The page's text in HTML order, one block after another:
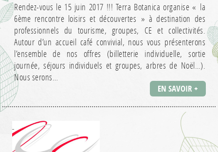
Rendez-vous le 15 juin 2017 !!! Terra Botanica organise « la
6ème rencontre loisirs et découvertes » à destination des
professionnels du tourisme, groupes, CE et collectivités.
Autour d’un accueil café convivial, nous vous présenterons
l’ensemble de nos offres (billetterie individuelle, sortie
journée, séjours individuels et groupes, arbres de Noël…).
Nous serons…
EN SAVOIR +